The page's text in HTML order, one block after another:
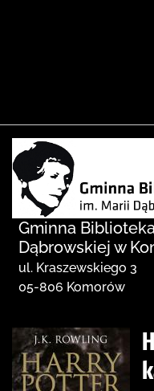
Gminna
Dąbrowskiej w
ul. Kraszewskiego 3
05-806 Komorów